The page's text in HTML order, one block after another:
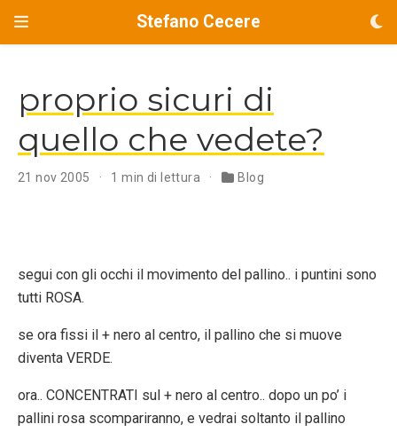
Stefano Cecere
proprio sicuri di
quello che vedete?
21 nov 2005 1 min di lettura Blog
segui con gli occhi il movimento del pallino.. i puntini sono
tutti ROSA.
se ora fissi il + nero al centro, il pallino che si muove
diventa VERDE.
ora.. CONCENTRATI sul + nero al centro.. dopo un po’ i
pallini rosa scompariranno, e vedrai soltanto il pallino